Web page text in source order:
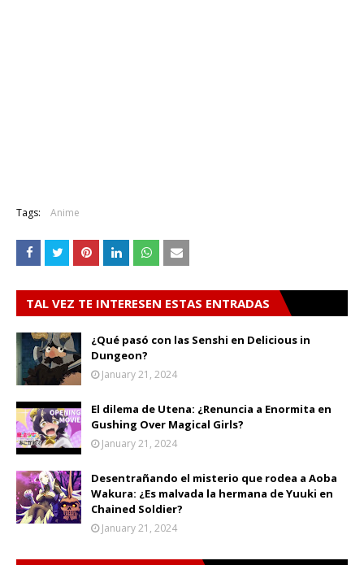
Tags: Anime
TAL VEZ TE INTERESEN ESTAS ENTRADAS
¿Qué pasó con las Senshi en Delicious in
Dungeon?
January 21, 2024
El dilema de Utena: ¿Renuncia a Enormita en
Gushing Over Magical Girls?
January 21, 2024
Desentrañando el misterio que rodea a Aoba
Wakura: ¿Es malvada la hermana de Yuuki en
Chained Soldier?
January 21, 2024